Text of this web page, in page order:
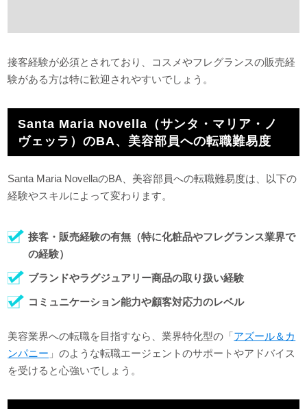
接客経験が必須とされており、コスメやフレグランスの販売経
験がある方は特に歓迎されやすいでしょう。
Santa Maria Novella（サンタ・マリア・ノ
ヴェッラ）のBA、美容部員への転職難易度
Santa Maria NovellaのBA、美容部員への転職難易度は、以下の
経験やスキルによって変わります。
接客・販売経験の有無（特に化粧品やフレグランス業界で
の経験）
ブランドやラグジュアリー商品の取り扱い経験
コミュニケーション能力や顧客対応力のレベル
美容業界への転職を目指すなら、業界特化型の「アズール＆カ
ンパニー 」のような転職エージェントのサポートやアドバイス
を受けると心強いでしょう。